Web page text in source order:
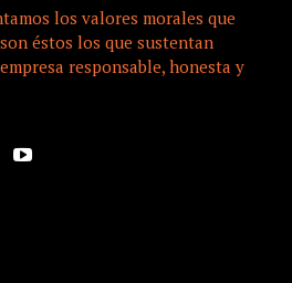
los valores morales que
éstos los que sustentan
responsable, honesta y